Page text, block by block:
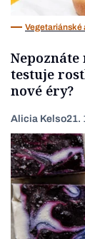
Vegetariánské
testuje
nové éry?
Alicia Kelso21.